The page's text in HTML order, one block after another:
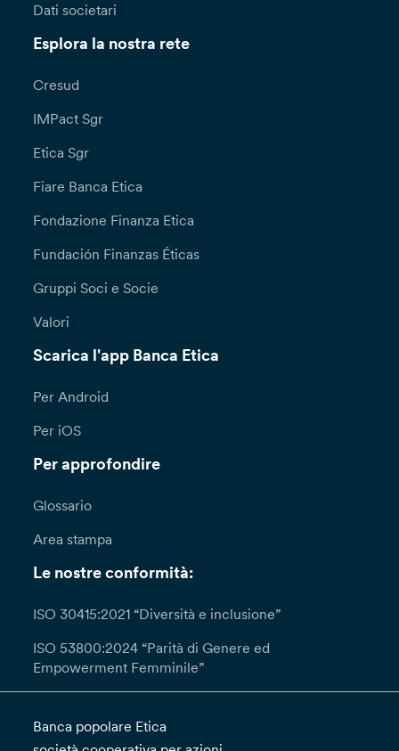
Dati societari
Esplora la nostra rete
Cresud
IMPact Sgr
Etica Sgr
Fiare Banca Etica
Fondazione Finanza Etica
Fundación Finanzas Éticas
Gruppi Soci e Socie
Valori
Scarica l'app Banca Etica
Per Android
Per iOS
Per approfondire
Glossario
Area stampa
Le nostre conformità:
ISO 30415:2021 “Diversità e inclusione”
ISO 53800:2024 “Parità di Genere ed
Empowerment Femminile”
Banca popolare Etica